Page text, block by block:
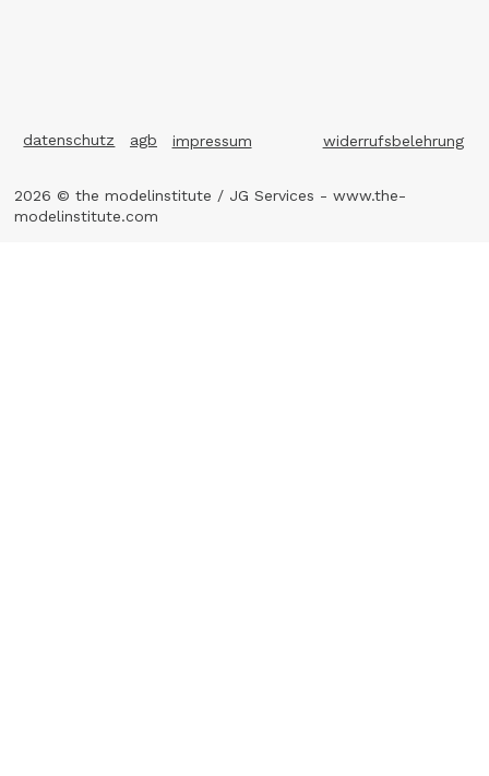
agb
datenschutz impressum widerrufsbelehrung
2026 © the modelinstitute / JG Services -www.the-
modelinstitute.com